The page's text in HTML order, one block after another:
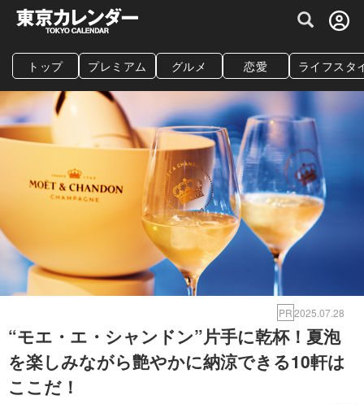
グルメ情報・プレミアムレストラン予約
トップ プレミアム グルメ 恋愛 ライフスタ
PR2025.07.28
“モエ・エ・シャンドン”片手に乾杯！夏泡
を楽しみながら艶やかに納涼できる10軒は
ここだ！